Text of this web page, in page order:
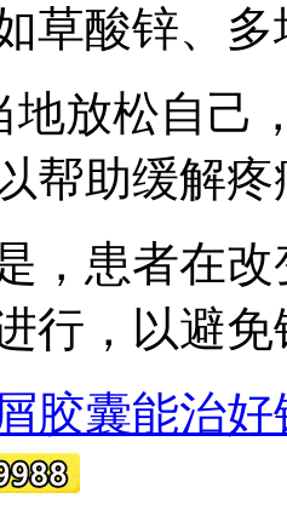
草酸锌、
地放松自己
帮助缓解
，患者在
行，以避
胶囊能治